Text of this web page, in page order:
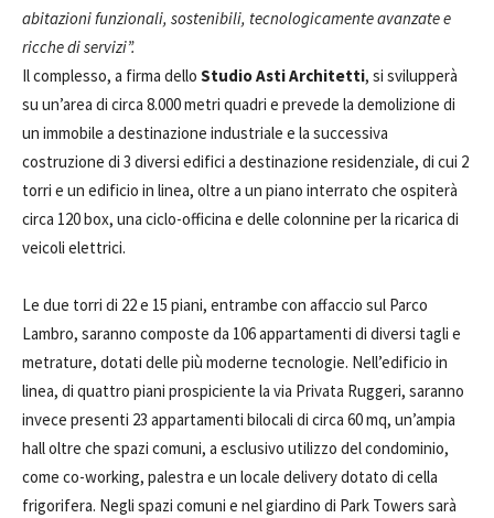
abitazioni funzionali, sostenibili, tecnologicamente avanzate e
ricche di servizi”.
Il complesso, a firma dello Studio Asti Architetti, si svilupperà
su un’area di circa 8.000 metri quadri e prevede la demolizione di
un immobile a destinazione industriale e la successiva
costruzione di 3 diversi edifici a destinazione residenziale, di cui 2
torri e un edificio in linea, oltre a un piano interrato che ospiterà
circa 120 box, una ciclo-officina e delle colonnine per la ricarica di
veicoli elettrici.
Le due torri di 22 e 15 piani, entrambe con affaccio sul Parco
Lambro, saranno composte da 106 appartamenti di diversi tagli e
metrature, dotati delle più moderne tecnologie. Nell’edificio in
linea, di quattro piani prospiciente la via Privata Ruggeri, saranno
invece presenti 23 appartamenti bilocali di circa 60 mq, un’ampia
hall oltre che spazi comuni, a esclusivo utilizzo del condominio,
come co-working, palestra e un locale delivery dotato di cella
frigorifera. Negli spazi comuni e nel giardino di Park Towers sarà